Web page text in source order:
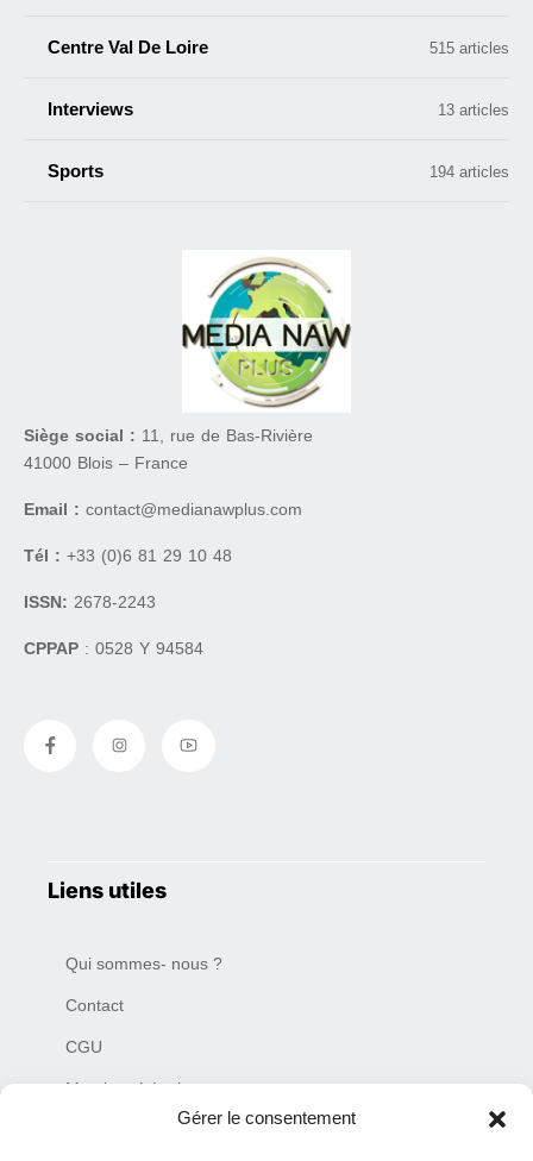
Gérer le consentement
Centre Val De Loire 515 articles
Interviews 13 articles
Sports 194 articles
Siège social : 11, rue de Bas-Rivière
41000 Blois – France
Email : contact@medianawplus.com
Tél : +33 (0)6 81 29 10 48
ISSN: 2678-2243
CPPAP : 0528 Y 94584
Liens utiles
Qui sommes- nous ?
Contact
CGU
Mentions Légales